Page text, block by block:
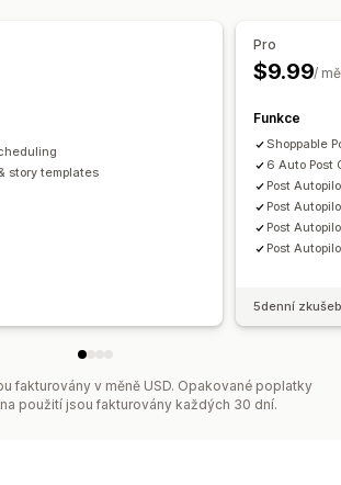
návštěvnosti
story templates
Pro
$9.99/
Funkce
Shoppable
6 Auto Post
Post
Post
Post
Post
5denní
fakturovány v měně USD. Opakované poplatky
použití jsou fakturovány každých 30 dní.